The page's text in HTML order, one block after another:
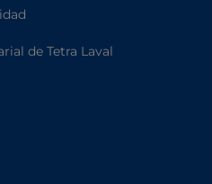
de Tetra Laval